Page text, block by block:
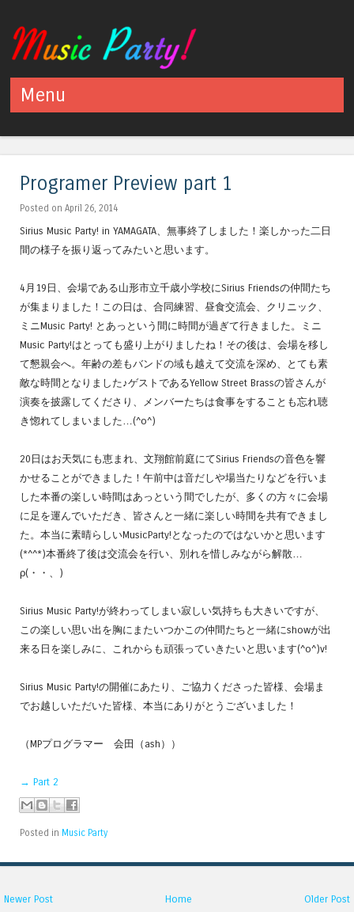
Menu
Programer Preview part 1
Posted on April 26, 2014
Sirius Music Party! in YAMAGATA、無事終了しました！楽しかった二日
間の様子を振り返ってみたいと思います。
4月19日、会場である山形市立千歳小学校にSirius Friendsの仲間たち
が集まりました！この日は、合同練習、昼食交流会、クリニック、
ミニMusic Party! とあっという間に時間が過ぎて行きました。ミニ
Music Party!はとっても盛り上がりましたね！その後は、会場を移し
て懇親会へ。年齢の差もバンドの域も越えて交流を深め、とても素
敵な時間となりました♪ゲストであるYellow Street Brassの皆さんが
演奏を披露してくださり、メンバーたちは食事をすることも忘れ聴
き惚れてしまいました…(^o^)
20日はお天気にも恵まれ、文翔館前庭にてSirius Friendsの音色を響
かせることができました！午前中は音だしや場当たりなどを行いま
した本番の楽しい時間はあっという間でしたが、多くの方々に会場
に足を運んでいただき、皆さんと一緒に楽しい時間を共有できまし
た。本当に素晴らしいMusicParty!となったのではないかと思います
(*^^*)本番終了後は交流会を行い、別れを惜しみながら解散…
ρ(・・、)
Sirius Music Party!が終わってしまい寂しい気持ちも大きいですが、
この楽しい思い出を胸にまたいつかこの仲間たちと一緒にshowが出
来る日を楽しみに、これからも頑張っていきたいと思います(^o^)v!
Sirius Music Party!の開催にあたり、ご協力くださった皆様、会場ま
でお越しいただいた皆様、本当にありがとうございました！
（MPプログラマー 会田（ash））
→ Part 2
Posted in Music Party
Newer Post Older Post
Home